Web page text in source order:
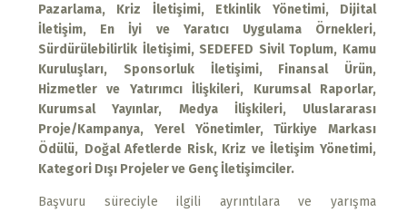
Pazarlama, Kriz İletişimi, Etkinlik Yönetimi, Dijital
İletişim, En İyi ve Yaratıcı Uygulama Örnekleri,
Sürdürülebilirlik İletişimi, SEDEFED Sivil Toplum, Kamu
Kuruluşları, Sponsorluk İletişimi, Finansal Ürün,
Hizmetler ve Yatırımcı İlişkileri, Kurumsal Raporlar,
Kurumsal Yayınlar, Medya İlişkileri, Uluslararası
Proje/Kampanya, Yerel Yönetimler, Türkiye Markası
Ödülü, Doğal Afetlerde Risk, Kriz ve İletişim Yönetimi,
Kategori Dışı Projeler ve Genç İletişimciler.
Başvuru süreciyle ilgili ayrıntılara ve yarışma